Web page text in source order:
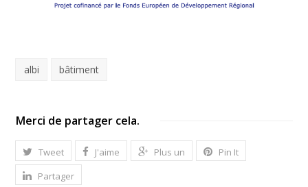
albi bâtiment
Merci de partager cela.
Tweet J'aime Plus un
Pin It
Partager